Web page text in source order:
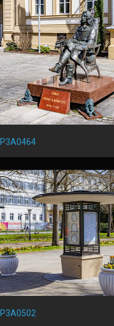
P3A0464
P3A0502